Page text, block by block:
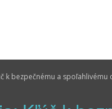
k bezpečnému a